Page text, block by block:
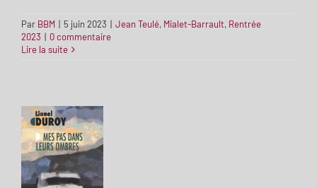
Par BBM | 5 juin 2023 | Jean Teulé, Mialet-Barrault, Rentrée
2023 | 0 commentaire
Lire la suite